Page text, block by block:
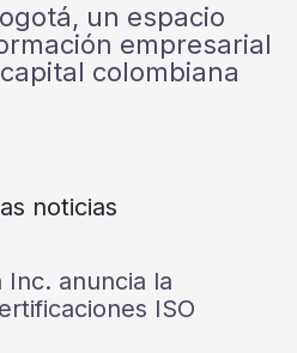
un espacio
empresarial
colombiana
noticias
anuncia la
ISO